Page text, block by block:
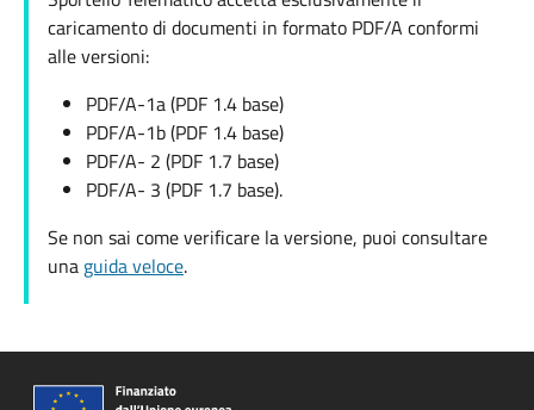
caricamento di documenti in formato PDF/A conformi
alle versioni:
PDF/A-1a (PDF 1.4 base)
PDF/A-1b (PDF 1.4 base)
PDF/A- 2 (PDF 1.7 base)
PDF/A- 3 (PDF 1.7 base).
Se non sai come verificare la versione, puoi consultare
una guida veloce.